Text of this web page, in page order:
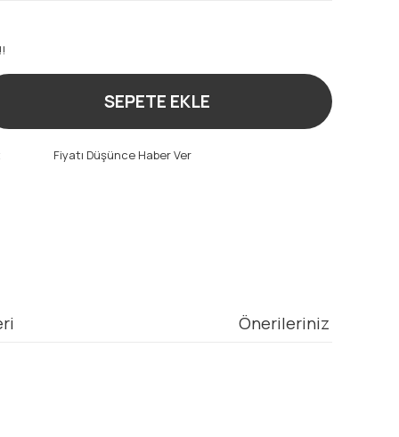
SEPETE EKLE
Fiyatı Düşünce Haber Ver
Önerileriniz